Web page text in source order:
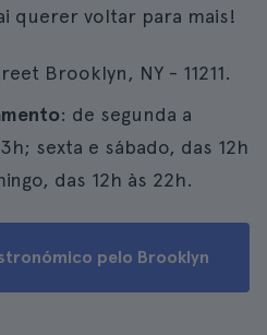
querer voltar para mais!
Brooklyn, NY - 11211.
: de segunda a
sexta e sábado, das 12h
das 12h às 22h.
pelo Brooklyn